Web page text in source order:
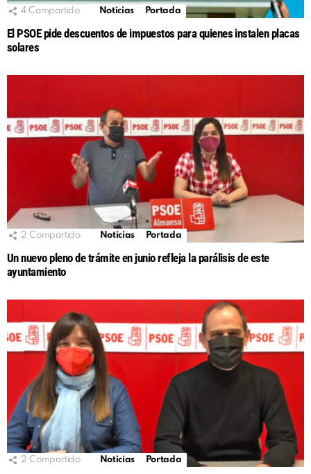
4 Compartido Noticias Portada
El PSOE pide descuentos de impuestos para quienes instalen placas
solares
2 Compartido Noticias Portada
Un nuevo pleno de trámite en junio refleja la parálisis de este
ayuntamiento
2 Compartido Noticias Portada